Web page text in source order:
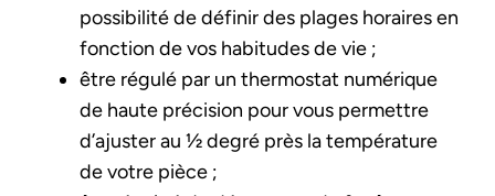
possibilité de définir des plages horaires en
fonction de vos habitudes de vie ;
être régulé par un thermostat numérique
de haute précision pour vous permettre
d’ajuster au ½ degré près la température
de votre pièce ;